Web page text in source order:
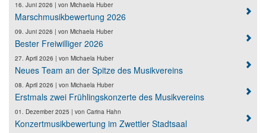
16. Juni 2026 | von Michaela Huber
Marschmusikbewertung 2026
09. Juni 2026 | von Michaela Huber
Bester Freiwilliger 2026
27. April 2026 | von Michaela Huber
Neues Team an der Spitze des Musikvereins
08. April 2026 | von Michaela Huber
Erstmals zwei Frühlingskonzerte des Musikvereins
01. Dezember 2025 | von Carina Hahn
Konzertmusikbewertung im Zwettler Stadtsaal